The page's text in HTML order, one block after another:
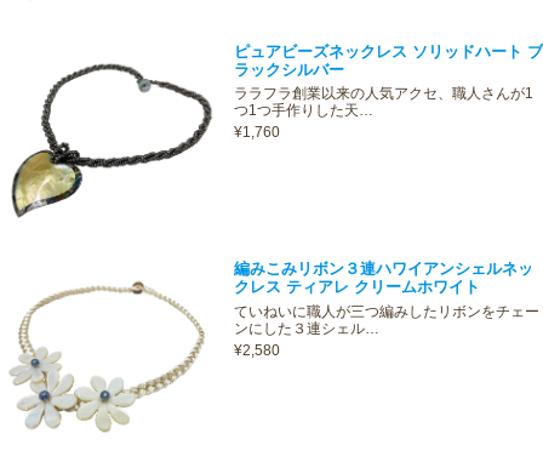
ピュアビーズネックレス ソリッドハート ブ
ラックシルバー
ララフラ創業以来の人気アクセ、職人さんが1
つ1つ手作りした天…
¥1,760
編みこみリボン３連ハワイアンシェルネッ
クレス ティアレ クリームホワイト
ていねいに職人が三つ編みしたリボンをチェー
ンにした３連シェル…
¥2,580